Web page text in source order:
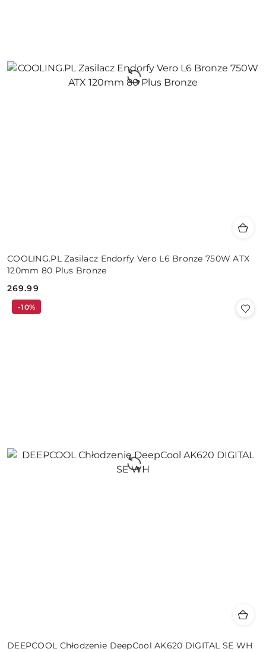
COOLING.PL Zasilacz Endorfy Vero L6 Bronze 750W ATX
120mm 80 Plus Bronze
Cena:
269.99
DEEPCOOL Chłodzenie DeepCool AK620 DIGITAL SE WH
-10%